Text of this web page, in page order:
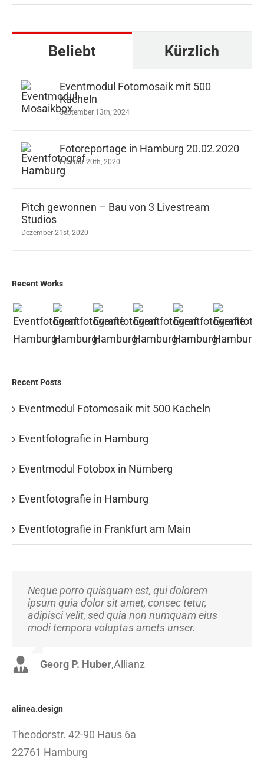
Beliebt Kürzlich
Eventmodul Fotomosaik mit 500
Kacheln
September 13th, 2024
Fotoreportage in Hamburg 20.02.2020
Februar 20th, 2020
Pitch gewonnen – Bau von 3 Livestream
Studios
Dezember 21st, 2020
Recent Works
Recent Posts
Eventmodul Fotomosaik mit 500 Kacheln
Eventfotografie in Hamburg
Eventmodul Fotobox in Nürnberg
Eventfotografie in Hamburg
Eventfotografie in Frankfurt am Main
Neque porro quisquam est, qui dolorem
ipsum quia dolor sit amet, consec tetur,
adipisci velit, sed quia non numquam eius
modi tempora voluptas amets unser.
Georg P. Huber,Allianz
Aliquam erat volutpat. Quisque at est id ligula
facilisis laoreet eget pulvinar nibh.
Suspendisse at ultrices dui. Curabitur ac felis
arcu sadips ipsums fugiats nemis.
Luke Beck,Theme Fusion
alinea.design
Theodorstr. 42-90 Haus 6a
22761 Hamburg